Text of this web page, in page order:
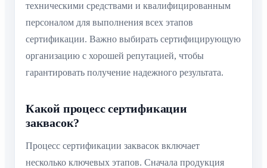
техническими средствами и квалифицированным
персоналом для выполнения всех этапов
сертификации. Важно выбирать сертифицирующую
организацию с хорошей репутацией, чтобы
гарантировать получение надежного результата.
Какой процесс сертификации
заквасок?
Процесс сертификации заквасок включает
несколько ключевых этапов. Сначала продукция